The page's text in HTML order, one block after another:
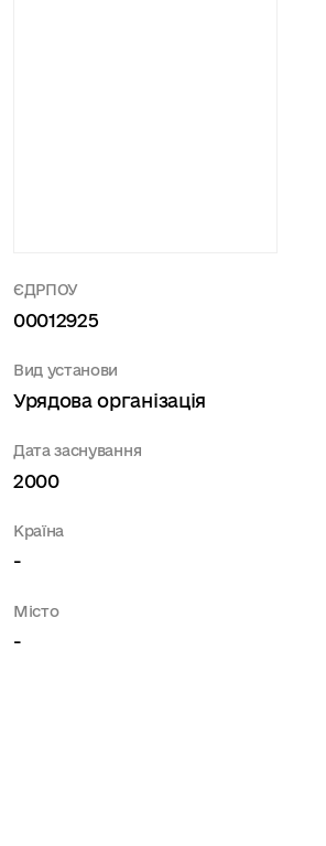
ЄДРПОУ
00012925
Вид установи
Урядова організація
Дата заснування
2000
Країна
-
Місто
-